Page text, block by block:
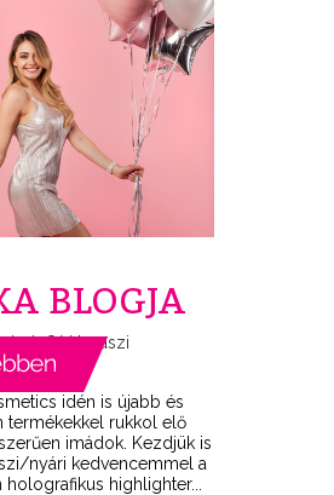
BLOGJA
idén is újabb és
termékekkel rukkol elő
imádok. Kezdjük is
nyári kedvencemmel a
holografikus highlighter...